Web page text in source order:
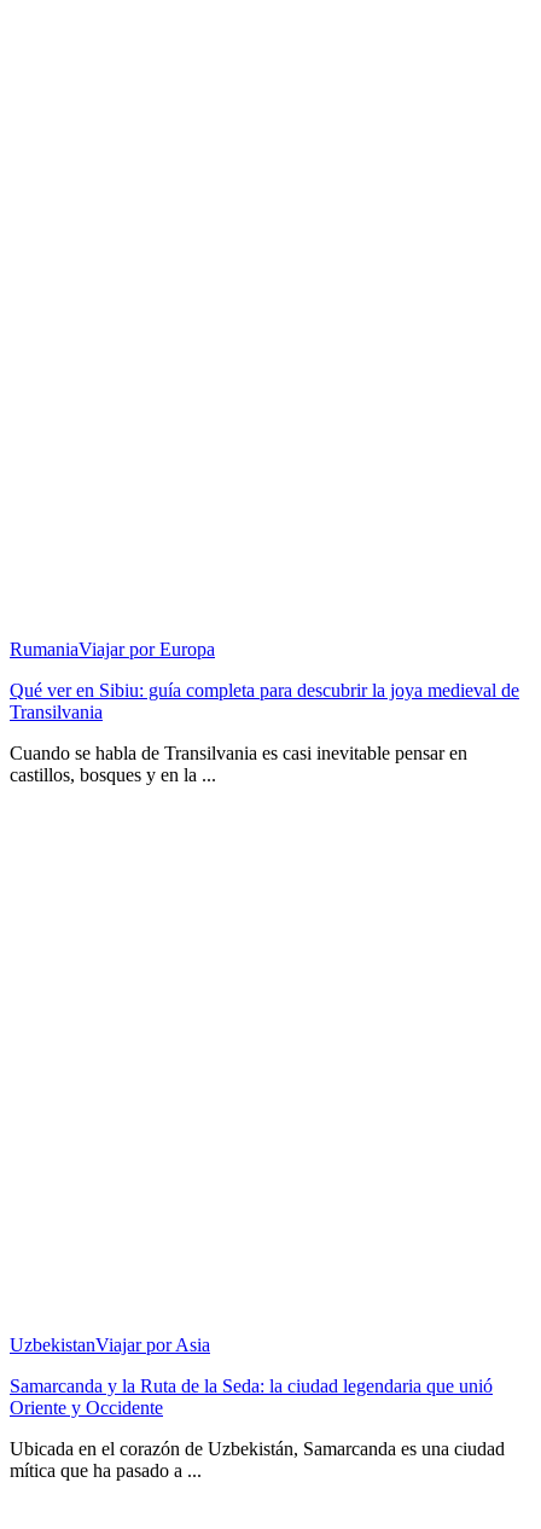
RumaniaViajar por Europa
Qué ver en Sibiu: guía completa para descubrir la joya medieval de
Transilvania
Cuando se habla de Transilvania es casi inevitable pensar en
castillos, bosques y en la ...
UzbekistanViajar por Asia
Samarcanda y la Ruta de la Seda: la ciudad legendaria que unió
Oriente y Occidente
Ubicada en el corazón de Uzbekistán, Samarcanda es una ciudad
mítica que ha pasado a ...